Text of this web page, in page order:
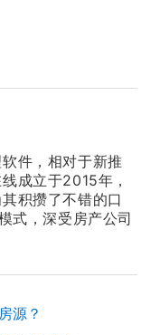
件，相对于新推
成立于2015年，
积攒了不错的口
式，深受房产公司
源？